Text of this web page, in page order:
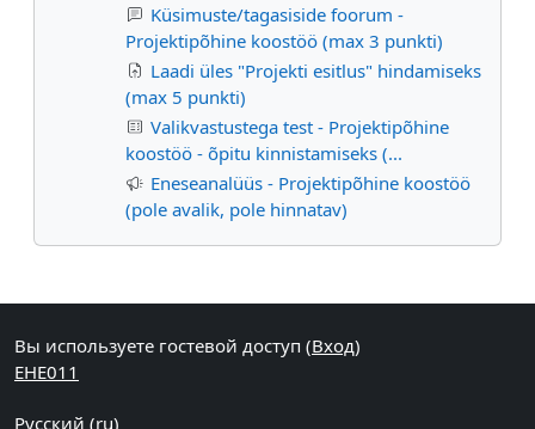
Küsimuste/tagasiside foorum -
Projektipõhine koostöö (max 3 punkti)
Laadi üles "Projekti esitlus" hindamiseks
(max 5 punkti)
Valikvastustega test - Projektipõhine
koostöö - õpitu kinnistamiseks (...
Eneseanalüüs - Projektipõhine koostöö
(pole avalik, pole hinnatav)
Дополнительные блоки
Вы используете гостевой доступ (Вход)
EHE011
Русский ‎(ru)‎